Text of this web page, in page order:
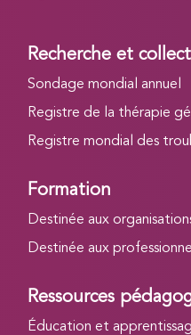
Recherche et
Sondage mondial annuel
Registre de la thérapie
Registre mondial des
Formation
Destinée aux
Destinée aux
Ressources
Éducation et